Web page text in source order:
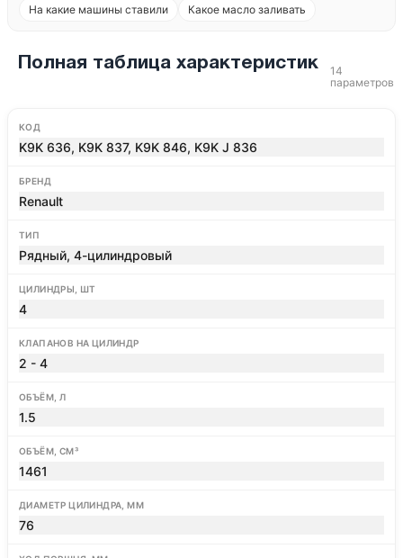
На какие машины ставили
Какое масло заливать
Полная таблица характеристик
14
параметров
КОД
K9K 636, K9K 837, K9K 846, K9K J 836
БРЕНД
Renault
ТИП
Рядный, 4-цилиндровый
ЦИЛИНДРЫ, ШТ
4
КЛАПАНОВ НА ЦИЛИНДР
2 - 4
ОБЪЁМ, Л
1.5
ОБЪЁМ, СМ³
1461
ДИАМЕТР ЦИЛИНДРА, ММ
76